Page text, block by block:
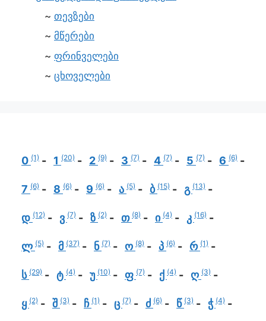
თევზები
მწერები
ფრინველები
ცხოველები
0 (1) 1 (20) 2 (9) 3 (7) 4 (7) 5 (7) 6 (6)
7 (6) 8 (6) 9 (6) ა (5) ბ (15) გ (13)
დ (12) ვ (7) ზ (2) თ (8) ი (4) კ (16)
ლ (5) მ (37) ნ (7) ო (8) პ (6) რ (1)
ს (29) ტ (4) უ (10) ფ (7) ქ (4) ღ (3)
ყ (2) შ (3) ჩ (1) ც (7) ძ (6) წ (3) ჭ (4)